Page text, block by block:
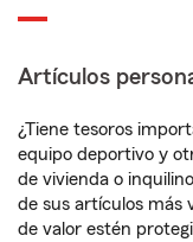
Artículos
¿Tiene tesoros
equipo deportivo y
de vivienda o
de sus artículos más
de valor estén